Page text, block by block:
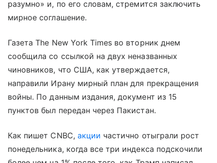
разумно» и, по его словам, стремится заключить
мирное соглашение.
Газета The New York Times во вторник днем
сообщила со ссылкой на двух неназванных
чиновников, что США, как утверждается,
направили Ирану мирный план для прекращения
войны. По данным издания, документ из 15
пунктов был передан через Пакистан.
Как пишет CNBC, акции частично отыграли рост
понедельника, когда все три индекса подскочили